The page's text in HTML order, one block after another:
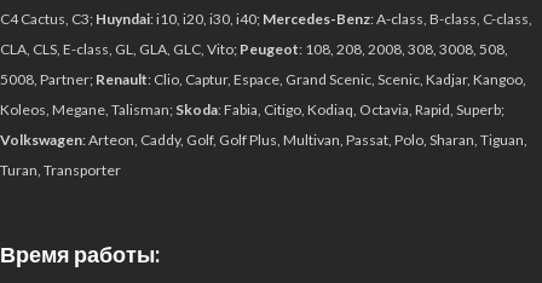
C4 Cactus, C3; Huyndai: i10, i20, i30, i40; Mercedes-Benz: A-class, B-class, C-class,
CLA, CLS, E-class, GL, GLA, GLC, Vito; Peugeot: 108, 208, 2008, 308, 3008, 508,
5008, Partner; Renault: Clio, Captur, Espace, Grand Scenic, Scenic, Kadjar, Kangoo,
Koleos, Megane, Talisman; Skoda: Fabia, Citigo, Kodiaq, Octavia, Rapid, Superb;
Volkswagen: Arteon, Caddy, Golf, Golf Plus, Multivan, Passat, Polo, Sharan, Tiguan,
Turan, Transporter
Время работы: